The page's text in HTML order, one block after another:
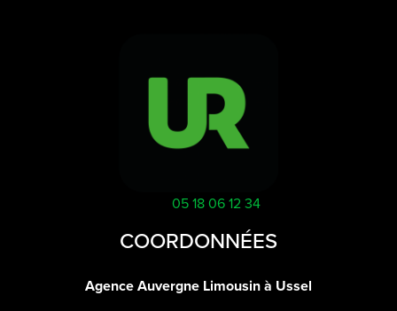
05 18 06 12 34
COORDONNÉES
Agence Auvergne Limousin à Ussel